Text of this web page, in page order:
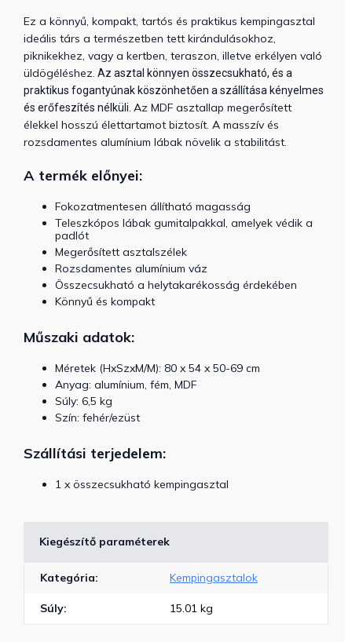
Ez a könnyű, kompakt, tartós és praktikus kempingasztal
ideális társ a természetben tett kirándulásokhoz,
piknikekhez, vagy a kertben, teraszon, illetve erkélyen való
üldögéléshez. Az asztal könnyen összecsukható, és a
praktikus fogantyúnak köszönhetően a szállítása kényelmes
és erőfeszítés nélküli. Az MDF asztallap megerősített
élekkel hosszú élettartamot biztosít. A masszív és
rozsdamentes alumínium lábak növelik a stabilitást.
A termék előnyei:
Fokozatmentesen állítható magasság
Teleszkópos lábak gumitalpakkal, amelyek védik a
padlót
Megerősített asztalszélek
Rozsdamentes alumínium váz
Összecsukható a helytakarékosság érdekében
Könnyű és kompakt
Műszaki adatok:
Méretek (HxSzxM/M): 80 x 54 x 50-69 cm
Anyag: alumínium, fém, MDF
Súly: 6,5 kg
Szín: fehér/ezüst
Szállítási terjedelem:
1 x összecsukható kempingasztal
Kiegészítő paraméterek
Kategória: Kempingasztalok
Súly: 15.01 kg